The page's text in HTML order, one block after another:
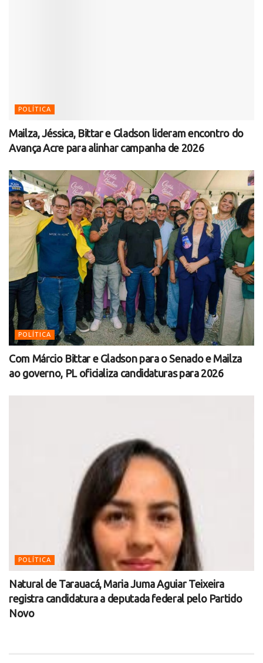
POLÍTICA
Mailza, Jéssica, Bittar e Gladson lideram encontro do
Avança Acre para alinhar campanha de 2026
POLÍTICA
Com Márcio Bittar e Gladson para o Senado e Mailza
ao governo, PL oficializa candidaturas para 2026
POLÍTICA
Natural de Tarauacá, Maria Juma Aguiar Teixeira
registra candidatura a deputada federal pelo Partido
Novo